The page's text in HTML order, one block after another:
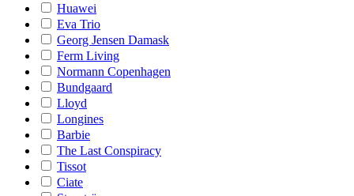
Huawei
Eva Trio
Georg Jensen Damask
Ferm Living
Normann Copenhagen
Bundgaard
Lloyd
Longines
Barbie
The Last Conspiracy
Tissot
Ciate